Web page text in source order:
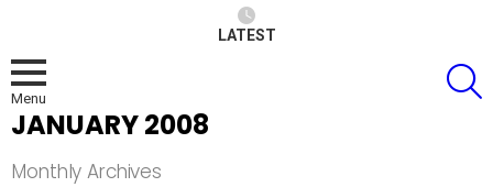
LATEST
Menu
JANUARY 2008
Monthly Archives